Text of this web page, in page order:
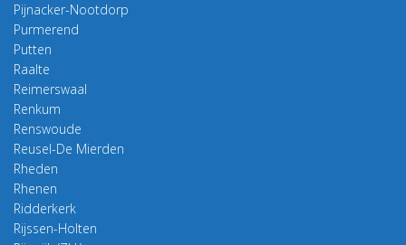
Pijnacker-Nootdorp
Purmerend
Putten
Raalte
Reimerswaal
Renkum
Renswoude
Reusel-De Mierden
Rheden
Rhenen
Ridderkerk
Rijssen-Holten